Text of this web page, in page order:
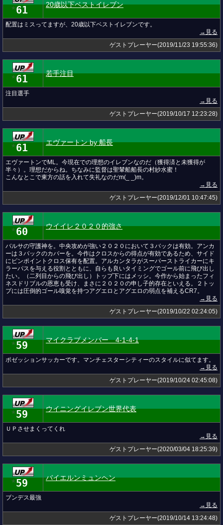
★ 61 20歳以下ベストイレブン
配置はミスってますが、20歳以下ベストイレブンです。
→見る
ゲストプレーヤー(2019/11/23 19:55:36)
★ 61 若手注目
注目選手
→見る
ゲストプレーヤー(2019/10/17 12:23:28)
★ 61 エヴァートン by 船長
エヴァートンでML。今現在での理想のイレブンなのだ（獲得済と未獲得が
半々）。理想だからね。ちなみに監督は聖輦船船長の村紗水蜜！
こんなとこで東方の話を入れて失礼なのだm(_ _)m。
→見る
ゲストプレーヤー(2019/12/01 10:47:45)
★ 60 ウイイレ２０２０的強さ
バルサの守護神を。中央攻めが強い２０２０において３バックは有効。アンカ
ーは３バックのカバーを。今作はクロスからの得点が有効であるため、サイド
にピンポイントクロス保有を配置。アルカンタラがスーパーストライカーにキ
ラーパスを与える役割とともに、自らも良いタイミングでゴール前に飛び出し
たい。（二列目からの飛び出し）トップ下にはメッシ。今作から始まったフィ
ネスドリブルの恩恵も受け、まさに２０２０の申し子的存在といえる。２トッ
プには圧倒的ゴール嗅覚を持つアグエロとアグエロの弱点を補えるCR7。
→見る
ゲストプレーヤー(2019/10/22 02:24:05)
★ 59 マイクラブメンバー 4-1-4-1
ポゼッションサッカーです。マンチェスターシティーのスタイルに似てます。
→見る
ゲストプレーヤー(2019/10/24 02:45:08)
★ 59 ウイニングイレブン世界代表
ＵＰさせまくってくれ
→見る
ゲストプレーヤー(2020/03/04 18:25:39)
★ 59 バイエルンミュンヘン
ブンデス最強
→見る
ゲストプレーヤー(2019/10/14 13:24:48)